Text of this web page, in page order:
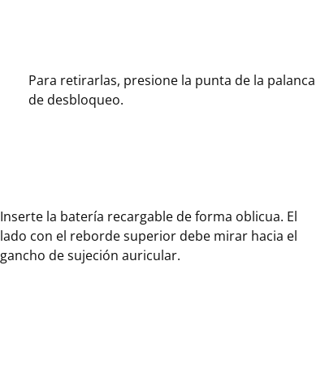
Para retirarlas, presione la punta de la palanca
de desbloqueo.
Inserte la batería recargable de forma oblicua. El
lado con el reborde superior debe mirar hacia el
gancho de sujeción auricular.